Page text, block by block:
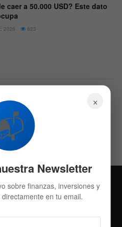
caer a 50.000 USD? Este dato
2026 623
4.7k
×
Newsletter
sobre finanzas, inversiones y
en tu email.